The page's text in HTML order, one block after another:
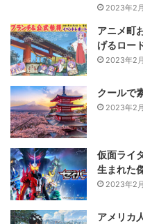
2023年2
アニメ町
げるロー
2023年2
クールで
2023年2
仮面ライ
生まれた
2023年2
アメリカ